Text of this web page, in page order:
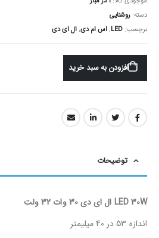
دسته: روشنایی
برچسب: LED
, اس ام دی, ال ای دی
افزودن به سبد خرید
توضیحات
LED 30W ال ای دی 30 وات 32 ولت
اندازه 53 در 40 میلیمتر